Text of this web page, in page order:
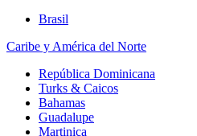
Brasil
Caribe y América del Norte
República Dominicana
Turks & Caicos
Bahamas
Guadalupe
Martinica